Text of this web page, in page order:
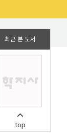
최근 본 도서
top